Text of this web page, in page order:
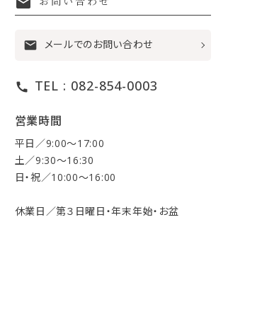
mail メールでのお問い合わせ
call TEL : 082-854-0003
営業時間
平日／9:00〜17:00
土／9:30〜16:30
日・祝／10:00〜16:00
休業日／第３日曜日・年末年始・お盆